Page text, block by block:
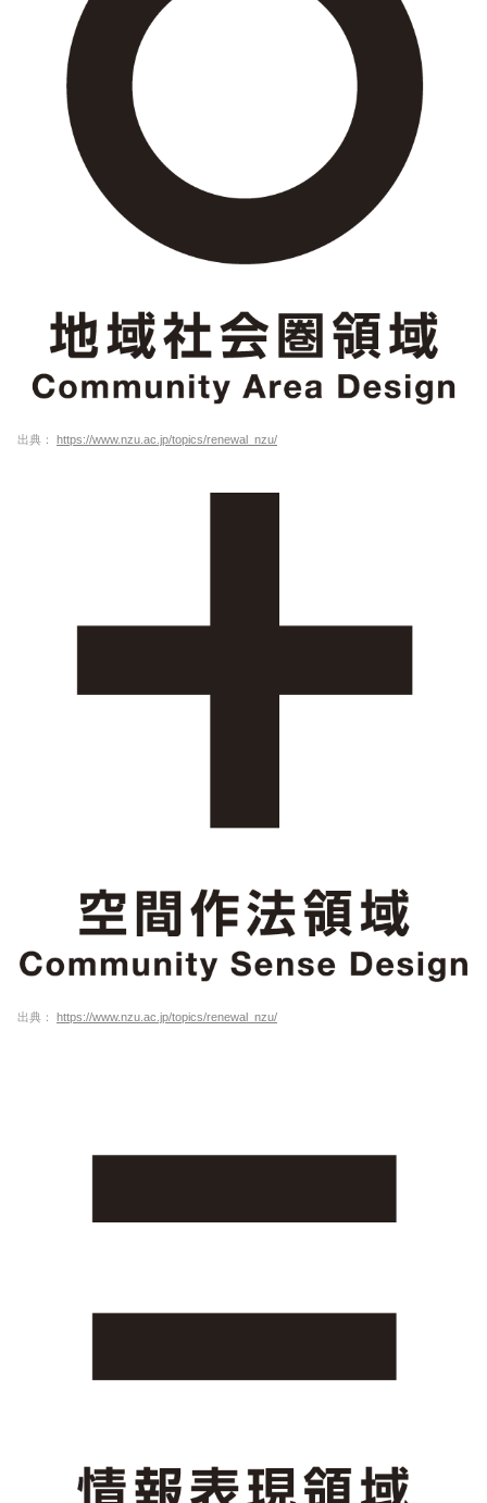
出典： https://www.nzu.ac.jp/topics/renewal_nzu/
出典： https://www.nzu.ac.jp/topics/renewal_nzu/